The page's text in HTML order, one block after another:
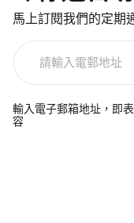
馬上訂閱我們的定期
電
郵
輸入電子郵箱地址，即
容